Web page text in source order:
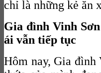
chỉ là những kẻ ăn
Gia đình Vinh
ái vẫn tiếp tục
Hôm nay, Gia